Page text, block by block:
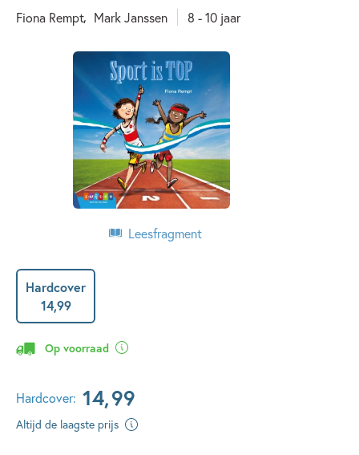
Fiona Rempt Mark Janssen 8 - 10 jaar
Leesfragment
Hardcover
14,99
Op voorraad
Hardcover: 14,99
Altijd de laagste prijs